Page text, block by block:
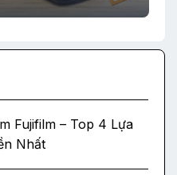
Fujifilm – Top 4 Lựa
Nhất